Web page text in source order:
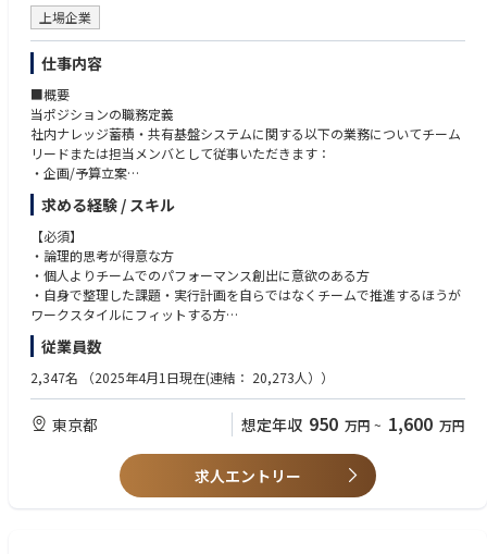
＜WANT＞
・車載ECU開発における要求仕様開発、製品評価のいずれかの経験
・ゲートウェイ、ルータ、スイッチ等のネットワーク機器開発における要
求仕様開発、製品評価のいずれかの経験
・ゲートウェイ、ルータ、スイッチ等のネットワーク機器を使用したネッ
トワーク設計、評価の経験
・通信モジュール、チップセット開発における要求仕様開発、製品評価の
いずれかの経験
・上記開発におけるチームリーダーもしくはマネージャー経験
職種③
概ね３年以上の経験、もしくはそれに相当する知識がある方
＜MUST＞
・情報通信に関わるデバイスまたはシステムの製品開発経験
・上記開発経験におけるソフトウェア開発の経験
＜WANT＞
・車載ECU開発におけるソフトウェア開発の経験
・ゲートウェイ、ルータ、スイッチ等のネットワーク機器開発におけるソ
フトウェア開発の経験
・通信モジュール、チップセット開発におけるソフトウェア開発の経験
・上記開発におけるチームリーダーもしくはマネージャー経験
上場企業
仕事内容
■概要
当ポジションの職務定義
社内ナレッジ蓄積・共有基盤システムに関する以下の業務についてチーム
リードまたは担当メンバとして従事いただきます：
・企画/予算立案
・ソリューション検討
・要件定義～開発
・運用保守およびエンハンス
※グループ会社との期待値コントロール、協力会社様とのブリッジカウン
ターとしての役割を含みます
※ご自身のご経験、得意分野、キャリアご意向を伺いながらご担当いただ
きます
応募職種・業務の魅力
・ご担当いただくシステムは複数の業務領域で利用されており情報種別ご
とにそれぞれ主幹会社や部門が異なるため広く東京エレクトロングループ
の製品ライフサイクルに関わる情報に触れ、多くの人と関わることができ
・いわゆる基幹系システムのような記録システムとは違い、蓄積情報を2
次利用し効率化、改善につなげるという差別化、革新システムの類の基盤
求める経験 / スキル
【必須】
・論理的思考が得意な方
・個人よりチームでのパフォーマンス創出に意欲のある方
・自身で整理した課題・実行計画を自らではなくチームで推進するほうが
ワークスタイルにフィットする方
・周りの方に頼れる方
・10年程度以上のデータ蓄積・検索系のアプリケーション開発/運用保守
に関する”社内”エンジニアとしてのご経験
・事業会社におけるシステム基盤の重要性を理解し事業継続性への貢献に
モチベーションを感じる方
■Webアプリケーションの構築・運用経験：
・Windows Serverの構築・運用保守
・RDBの基本知識
従業員数
2,347名 （2025年4月1日現在(連結： 20,273人））
東京都 想定年収 950 万円 ~ 1,600 万円
求人エントリー